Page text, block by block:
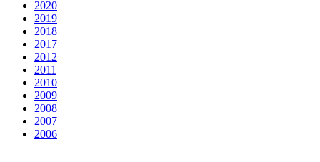
2020
2019
2018
2017
2012
2011
2010
2009
2008
2007
2006